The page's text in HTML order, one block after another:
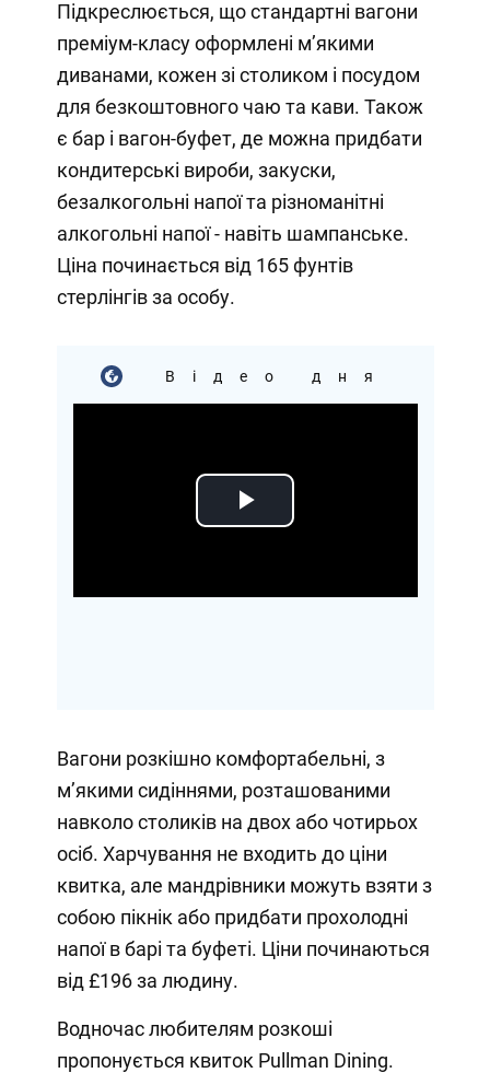
Підкреслюється, що стандартні вагони
преміум-класу оформлені м’якими
диванами, кожен зі столиком і посудом
для безкоштовного чаю та кави. Також
є бар і вагон-буфет, де можна придбати
кондитерські вироби, закуски,
безалкогольні напої та різноманітні
алкогольні напої - навіть шампанське.
Ціна починається від 165 фунтів
стерлінгів за особу.
Відео дня
Play
Вагони розкішно комфортабельні, з
м’якими сидіннями, розташованими
навколо столиків на двох або чотирьох
осіб. Харчування не входить до ціни
квитка, але мандрівники можуть взяти з
собою пікнік або придбати прохолодні
напої в барі та буфеті. Ціни починаються
від £196 за людину.
Водночас любителям розкоші
пропонується квиток Pullman Dining.